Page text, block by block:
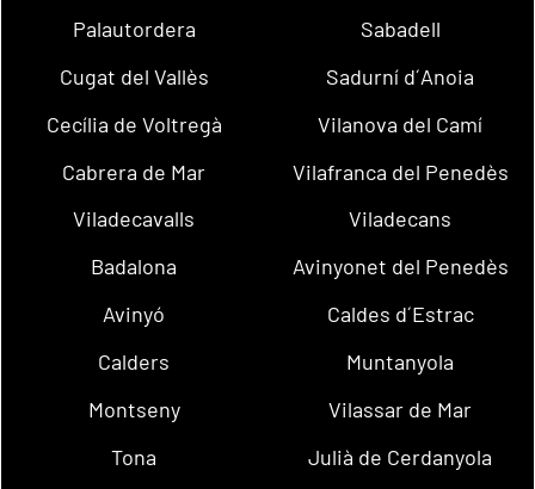
Palautordera
Sabadell
Cugat del Vallès
Sadurní d´Anoia
Cecília de Voltregà
Vilanova del Camí
Cabrera de Mar
Vilafranca del Penedès
Viladecavalls
Viladecans
Badalona
Avinyonet del Penedès
Avinyó
Caldes d´Estrac
Calders
Muntanyola
Montseny
Vilassar de Mar
Tona
Julià de Cerdanyola